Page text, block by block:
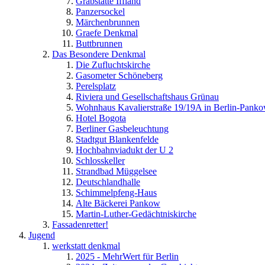
Panzersockel
Märchenbrunnen
Graefe Denkmal
Buttbrunnen
Das Besondere Denkmal
Die Zufluchtskirche
Gasometer Schöneberg
Perelsplatz
Riviera und Gesellschaftshaus Grünau
Wohnhaus Kavalierstraße 19/19A in Berlin-
Hotel Bogota
Berliner Gasbeleuchtung
Stadtgut Blankenfelde
Hochbahnviadukt der U 2
Schlosskeller
Strandbad Müggelsee
Deutschlandhalle
Schimmelpfeng-Haus
Alte Bäckerei Pankow
Martin-Luther-Gedächtniskirche
Fassadenretter!
Jugend
werkstatt denkmal
2025 - MehrWert für Berlin